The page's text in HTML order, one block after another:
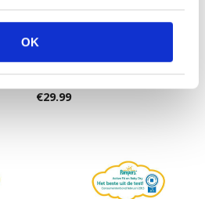
OK
Pampers Baby-Dry maat
3 Midi (4-9 kg) Mega Plus
Pa
€29.99